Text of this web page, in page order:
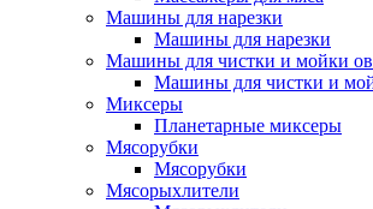
Машины для нарезки
Машины для нарезки
Машины для чистки и мойки
Машины для чистки и
Миксеры
Планетарные миксеры
Мясорубки
Мясорубки
Мясорыхлители